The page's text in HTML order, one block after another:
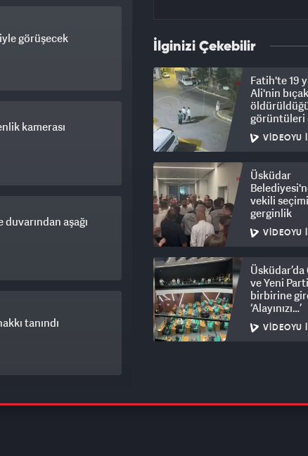
görüşecek
kamerası
aşağı
tanındı
İlginizi Çekebilir
Fatih'te 19
Ali'nin
görüntüleri
çıktı: 8
VIDEOYU
Üsküdar
vekili
gerginlik
VIDEOYU
ve Yeni
birbirine
‘Alayınızı…’
VIDEOYU